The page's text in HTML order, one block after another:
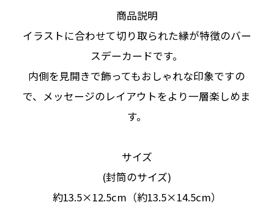
商品説明
イラストに合わせて切り取られた縁が特徴のバー
スデーカードです。
内側を見開きで飾ってもおしゃれな印象ですの
で、メッセージのレイアウトをより一層楽しめま
す。
サイズ
(封筒のサイズ)
約13.5×12.5cm（約13.5×14.5cm）